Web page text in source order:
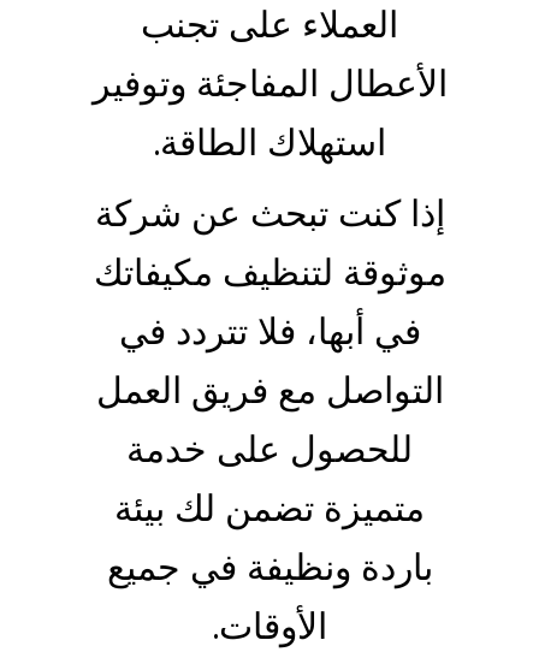
العملاء على تجنب
الأعطال المفاجئة وتوفير
استهلاك الطاقة.
إذا كنت تبحث عن شركة
موثوقة لتنظيف مكيفاتك
في أبها، فلا تتردد في
التواصل مع فريق العمل
للحصول على خدمة
متميزة تضمن لك بيئة
باردة ونظيفة في جميع
الأوقات.